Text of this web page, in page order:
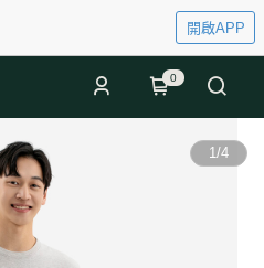
開啟APP
0
1/4